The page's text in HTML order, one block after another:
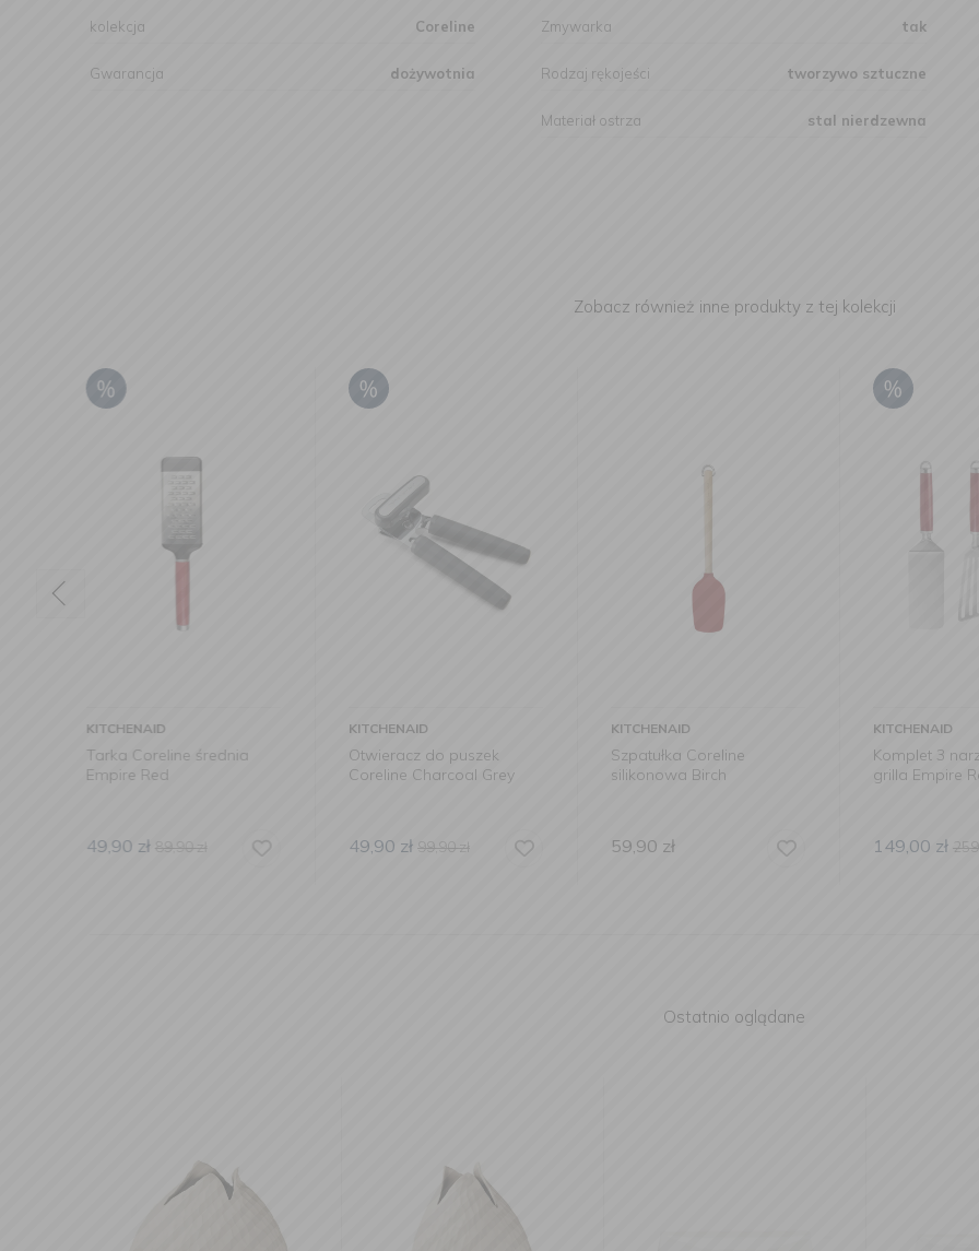
kolekcja Coreline
Gwarancja dożywotnia
Zmywarka tak
Rodzaj rękojeści tworzywo sztuczne
Materiał ostrza stal nierdzewna
Zobacz również inne produkty z tej kolekcji
KITCHENAID
Otwieracz do puszek
Coreline Charcoal Grey
49,90zł 99,90
KITCHENAID
Szpatułka Coreline
silikonowa Birch
59,90zł
KITCHENAID
Komplet 3 narzędzi do
grilla Empire Red
149,00
KITCHENAID
Pędzelek
silikonowy
59,90 zł
Ostatnio oglądane